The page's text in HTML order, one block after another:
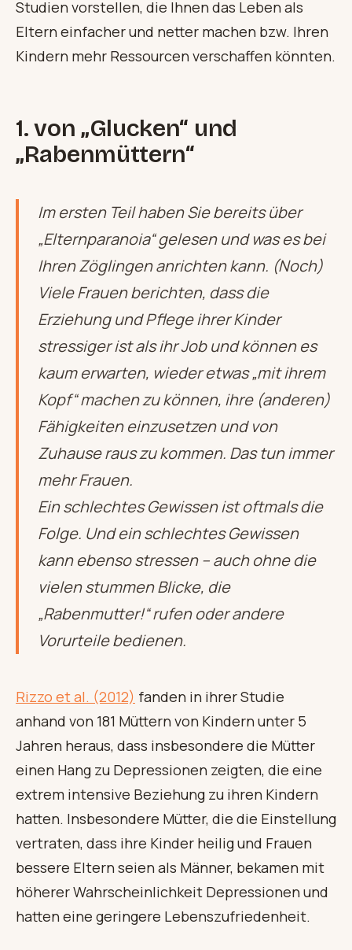
Studien vorstellen, die Ihnen das Leben als
Eltern einfacher und netter machen bzw. Ihren
Kindern mehr Ressourcen verschaffen könnten.
1. von „Glucken“ und
„Rabenmüttern“
Im ersten Teil haben Sie bereits über
„Elternparanoia“ gelesen und was es bei
Ihren Zöglingen anrichten kann. (Noch)
Viele Frauen berichten, dass die
Erziehung und Pflege ihrer Kinder
stressiger ist als ihr Job und können es
kaum erwarten, wieder etwas „mit ihrem
Kopf“ machen zu können, ihre (anderen)
Fähigkeiten einzusetzen und von
Zuhause raus zu kommen. Das tun immer
mehr Frauen.
Ein schlechtes Gewissen ist oftmals die
Folge. Und ein schlechtes Gewissen
kann ebenso stressen – auchohnedie
vielen stummen Blicke, die
„Rabenmutter!“ rufen oder andere
Vorurteile bedienen.
Rizzo et al. (2012) fanden in ihrer Studie
anhand von 181 Müttern von Kindern unter 5
Jahren heraus, dass insbesondere die Mütter
einen Hang zu Depressionen zeigten, die eine
extrem intensive Beziehung zu ihren Kindern
hatten. Insbesondere Mütter, die die Einstellung
vertraten, dass ihre Kinder heilig und Frauen
bessere Eltern seien als Männer, bekamen mit
höherer Wahrscheinlichkeit Depressionen und
hatten eine geringere Lebenszufriedenheit.